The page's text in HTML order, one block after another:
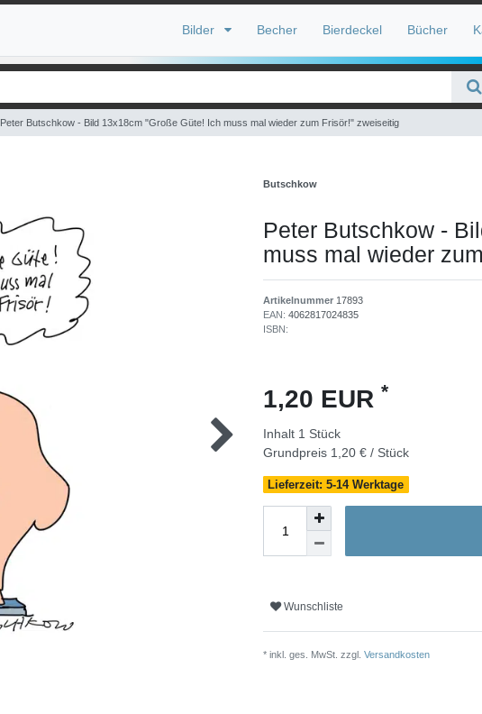
Bilder Becher Bierdeckel Bücher
Peter Butschkow - Bild 13x18cm "Große Güte! Ich muss mal wieder zum Frisör!" zweiseitig
Butschkow
Peter Butschkow -
muss mal wieder
Artikelnummer 17893
EAN: 4062817024835
ISBN:
1,20 EUR *
Inhalt 1 Stück
Grundpreis 1,20 € / Stück
Lieferzeit: 5-14 Werktage
Wunschliste
* inkl. ges. MwSt. zzgl. Versandkosten